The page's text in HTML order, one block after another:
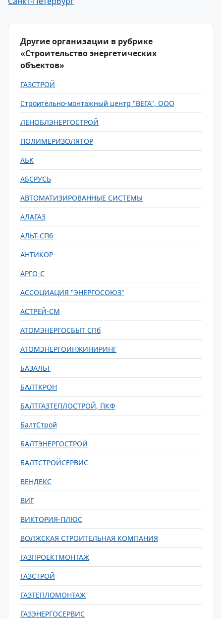
Другие организации в рубрике
«Строительство энергетических
объектов»
ГАЗСТРОЙ
Строительно-монтажный центр "ВЕГА", ООО
ЛЕНОБЛЭНЕРГОСТРОЙ
ПОЛИМЕРИЗОЛЯТОР
АБК
АБСРУСЬ
АВТОМАТИЗИРОВАННЫЕ СИСТЕМЫ
АЛАГАЗ
АЛЬТ-СПб
АНТИКОР
АРГО-С
АССОЦИАЦИЯ "ЭНЕРГОСОЮЗ"
АСТРЕЙ-СМ
АТОМЭНЕРГОСБЫТ СПб
АТОМЭНЕРГОИНЖИНИРИНГ
БАЗАЛЬТ
БАЛТКРОН
БАЛТГАЗТЕПЛОСТРОЙ, ПКФ
БалтСтрой
БАЛТЭНЕРГОСТРОЙ
БАЛТСТРОЙСЕРВИС
ВЕНДЕКС
ВИГ
ВИКТОРИЯ-ПЛЮС
ВОЛЖСКАЯ СТРОИТЕЛЬНАЯ КОМПАНИЯ
ГАЗПРОЕКТМОНТАЖ
ГАЗСТРОЙ
ГАЗТЕПЛОМОНТАЖ
ГАЗЭНЕРГОСЕРВИС